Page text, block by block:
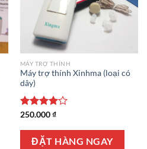
MÁY TRỢ THÍNH
Máy trợ thính Xinhma (loại có
dây)
Được
5
sao
250.000₫
ĐẶT HÀNG NGAY